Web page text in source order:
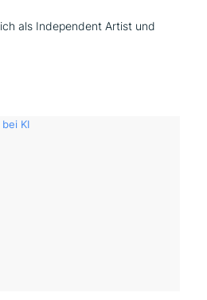
als Independent Artist und